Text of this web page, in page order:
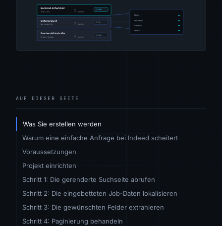
AUF DIESER SEITE
Was Sie erstellen werden
Warum eine einfache Anfrage bei Indeed scheitert
Voraussetzungen
Projekt einrichten
Schritt 1: Die gerenderte Suchseite abrufen
Schritt 2: Die eingebetteten Job-Daten lokalisieren
Schritt 3: Die gewünschten Felder extrahieren
Schritt 4: Paginierung behandeln